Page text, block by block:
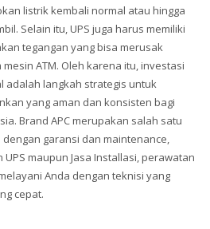
listrik kembali normal atau hingga
Selain itu, UPS juga harus memiliki
tegangan yang bisa merusak
ATM. Oleh karena itu, investasi
adalah langkah strategis untuk
yang aman dan konsisten bagi
Brand APC merupakan salah satu
garansi dan maintenance,
maupun Jasa Installasi, perawatan
Anda dengan teknisi yang
cepat.